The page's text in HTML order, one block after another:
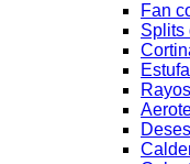
Fan
Splits